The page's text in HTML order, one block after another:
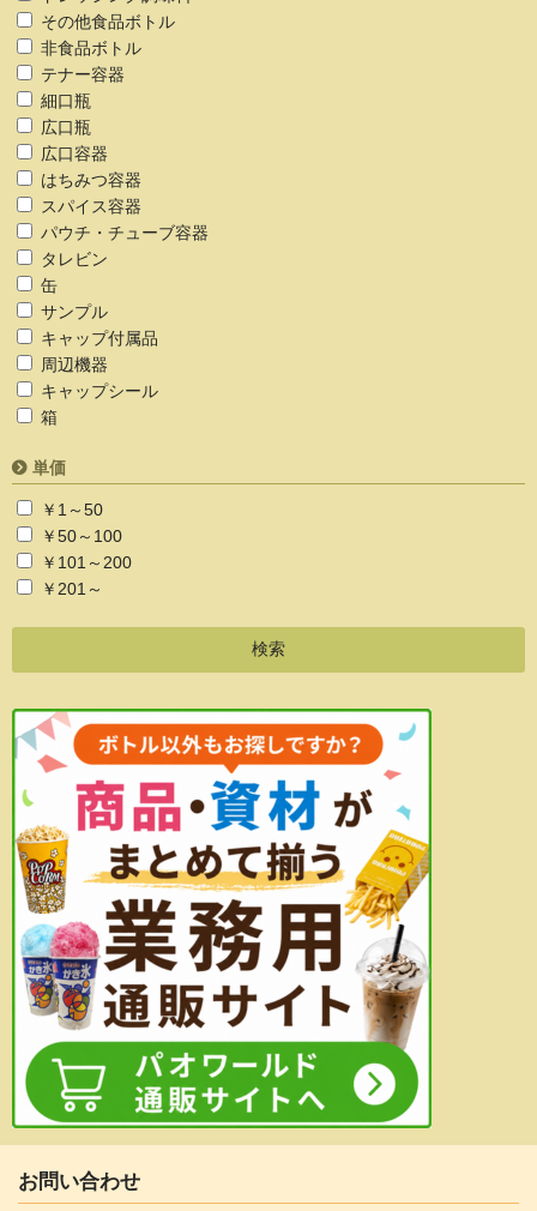
その他食品ボトル
非食品ボトル
テナー容器
細口瓶
広口瓶
広口容器
はちみつ容器
スパイス容器
パウチ・チューブ容器
タレビン
缶
サンプル
キャップ付属品
周辺機器
キャップシール
箱
単価
￥1～50
￥50～100
￥101～200
￥201～
お問い合わせ